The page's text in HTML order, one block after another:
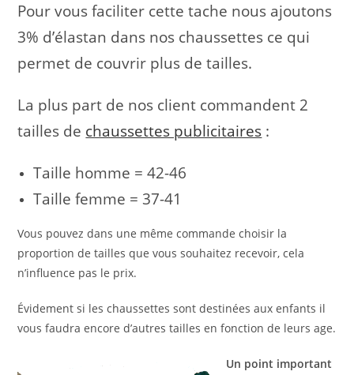
Pour vous faciliter cette tache nous ajoutons
3% d’élastan dans nos chaussettes ce qui
permet de couvrir plus de tailles.
La plus part de nos client commandent 2
tailles de chaussettes publicitaires :
Taille homme = 42-46
Taille femme = 37-41
Vous pouvez dans une même commande choisir la
proportion de tailles que vous souhaitez recevoir, cela
n’influence pas le prix.
Évidement si les chaussettes sont destinées aux enfants il
vous faudra encore d’autres tailles en fonction de leurs age.
Un point important